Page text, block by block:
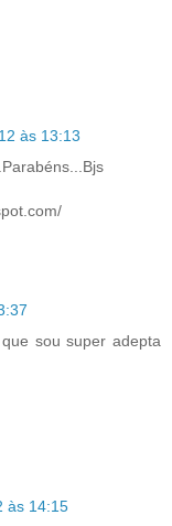
às 13:13
sou super adepta
às 14:15